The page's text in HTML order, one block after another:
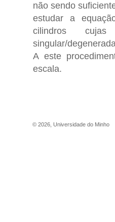
não sendo
estudar a
cilindros
singular/
A este
escala.
© 2026 Universidade do Minho